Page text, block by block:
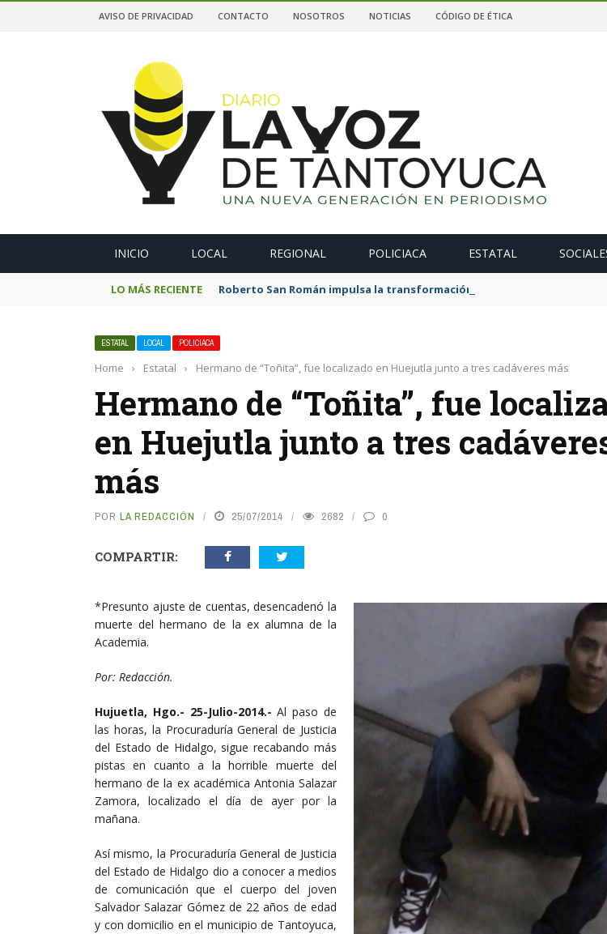
AVISO DE PRIVACIDAD CONTACTO NOSOTROS NOTICIAS CÓDIGO DE ÉTICA
INICIO LOCAL REGIONAL POLICIACA ESTATAL
LO MÁS RECIENTE Roberto San Román impulsa la transformación de La Estanzuela con
ESTATAL LOCAL POLICIACA
Home › Estatal › Hermano de “Toñita”, fue localizado en Huejutla junto a tres cadáveres más
Hermano de “Toñita”, fue
en Huejutla junto a tres
más
POR LA REDACCIÓN 25/07/2014 2682 0
COMPARTIR:
*Presunto ajuste de cuentas, desencadenó la
muerte del hermano de la ex alumna de la
Academia.
Por: Redacción.
Hujuetla, Hgo.- 25-Julio-2014.- Al paso de
las horas, la Procuraduría General de Justicia
del Estado de Hidalgo, sigue recabando más
pistas en cuanto a la horrible muerte del
hermano de la ex académica Antonia Salazar
Zamora, localizado el día de ayer por la
mañana.
Así mismo, la Procuraduría General de Justicia
del Estado de Hidalgo dio a conocer a medios
de comunicación que el cuerpo del joven
Salvador Salazar Gómez de 22 años de edad
y con domicilio en el municipio de Tantoyuca,